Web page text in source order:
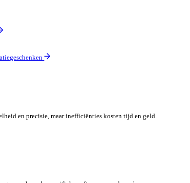
& relatiegeschenken